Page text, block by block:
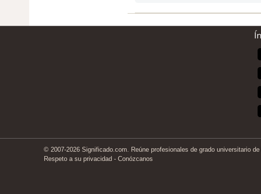
© 2007-2026 Significado.com. Reúne profesionales de grado universitario de
Respeto a su privacidad- Conózcanos